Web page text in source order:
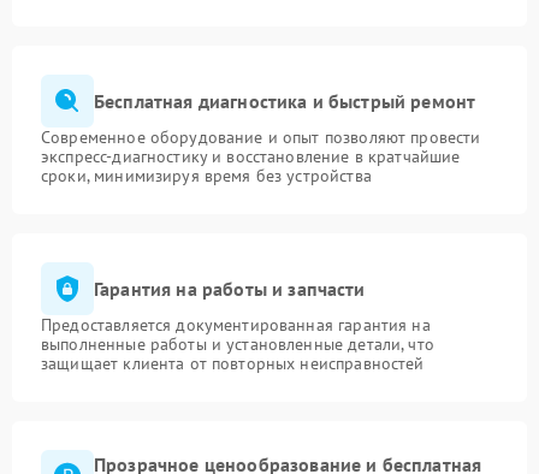
Бесплатная диагностика и быстрый ремонт
Современное оборудование и опыт позволяют провести
экспресс-диагностику и восстановление в кратчайшие
сроки, минимизируя время без устройства
Гарантия на работы и запчасти
Предоставляется документированная гарантия на
выполненные работы и установленные детали, что
защищает клиента от повторных неисправностей
Прозрачное ценообразование и бесплатная